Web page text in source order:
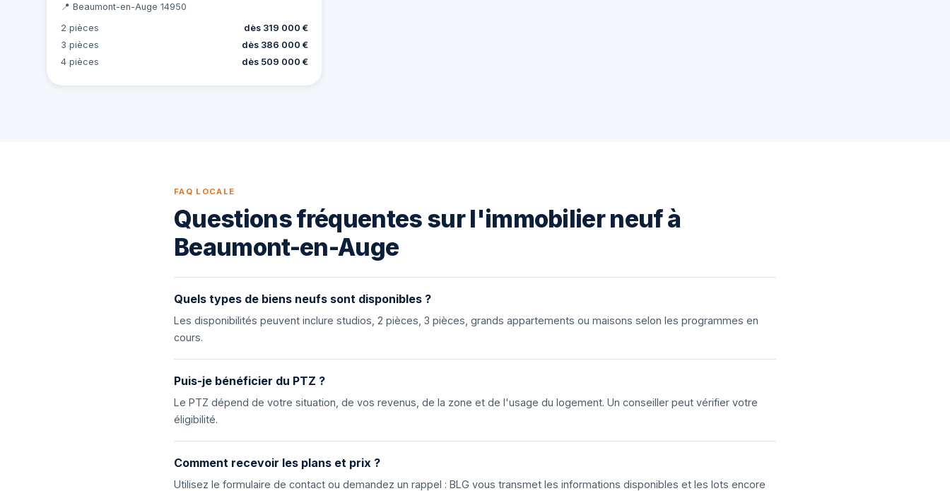
📍 Beaumont-en-Auge 14950
2 pièces
dès 319 000 €
3 pièces
dès 386 000 €
4 pièces
dès 509 000 €
FAQ LOCALE
Questions fréquentes sur l'immobilier neuf à
Beaumont-en-Auge
Quels types de biens neufs sont disponibles ?
Les disponibilités peuvent inclure studios, 2 pièces, 3 pièces, grands appartements ou maisons selon les programmes en
cours.
Puis-je bénéficier du PTZ ?
Le PTZ dépend de votre situation, de vos revenus, de la zone et de l'usage du logement. Un conseiller peut vérifier votre
éligibilité.
Comment recevoir les plans et prix ?
Utilisez le formulaire de contact ou demandez un rappel : BLG vous transmet les informations disponibles et les lots encore